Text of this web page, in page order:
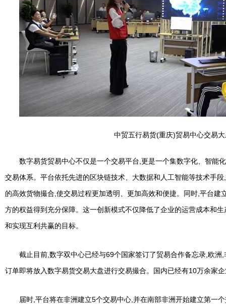
中贸五行易货(重庆)贸易中心交易
数字易货贸易中心不仅是一个交易平台,更是一个集数字化、智能
交易体系。平台依托先进的区块链技术、大数据和人工智能等技术手
的高效货物撮合,使交易过程更加透明、更加高效和便捷。同时,平台建
方的权益得到充分保障。这一创新模式不仅降低了企业的运营成本和
和实现互利共赢的目标。
截止目前,数字双中心已经与69个国家签订了贸易合作备忘录,欧洲
订单即将放入数字易货交易大盘进行交易撮合。国内已经有10万余家
届时,平台将在非洲建立5个交易中心,并在南部非洲开始建立第一